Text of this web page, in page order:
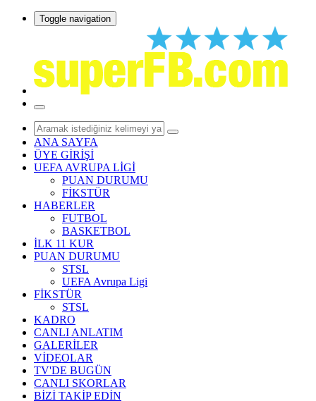
Toggle navigation
ANA SAYFA
ÜYE GİRİŞİ
UEFA AVRUPA LİGİ
PUAN DURUMU
FİKSTÜR
HABERLER
FUTBOL
BASKETBOL
İLK 11 KUR
PUAN DURUMU
STSL
UEFA Avrupa Ligi
FİKSTÜR
STSL
KADRO
CANLI ANLATIM
GALERİLER
VİDEOLAR
TV'DE BUGÜN
CANLI SKORLAR
BİZİ TAKİP EDİN